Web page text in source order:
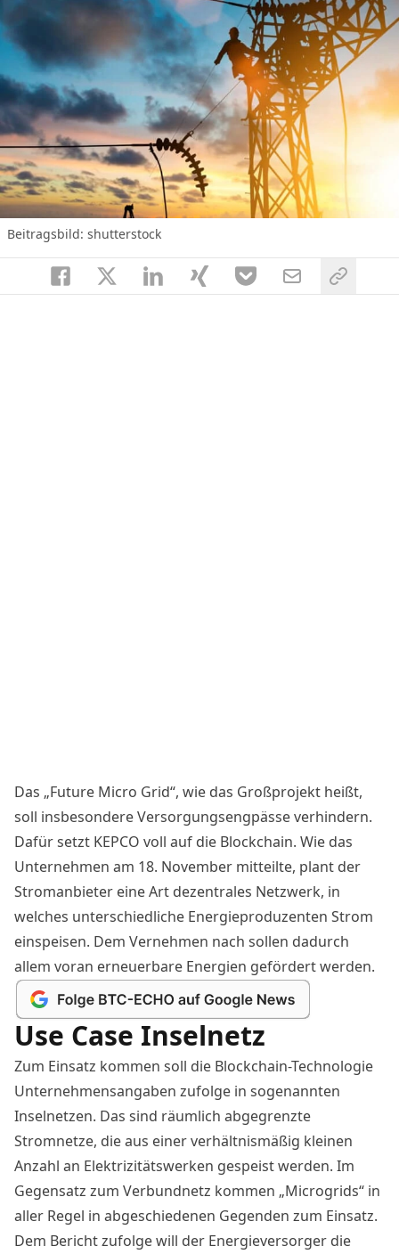
Beitragsbild: shutterstock
Das „Future Micro Grid“, wie das Großprojekt heißt,
soll insbesondere Versorgungsengpässe verhindern.
Dafür setzt KEPCO voll auf die Blockchain. Wie das
Unternehmen am 18. November mitteilte, plant der
Stromanbieter eine Art dezentrales Netzwerk, in
welches unterschiedliche Energieproduzenten Strom
einspeisen. Dem Vernehmen nach sollen dadurch
allem voran erneuerbare Energien gefördert werden.
Use Case Inselnetz
Zum Einsatz kommen soll die Blockchain-Technologie
Unternehmensangaben zufolge in sogenannten
Inselnetzen. Das sind räumlich abgegrenzte
Stromnetze, die aus einer verhältnismäßig kleinen
Anzahl an Elektrizitätswerken gespeist werden. Im
Gegensatz zum Verbundnetz kommen „Microgrids“ in
aller Regel in abgeschiedenen Gegenden zum Einsatz.
Dem Bericht zufolge will der Energieversorger die